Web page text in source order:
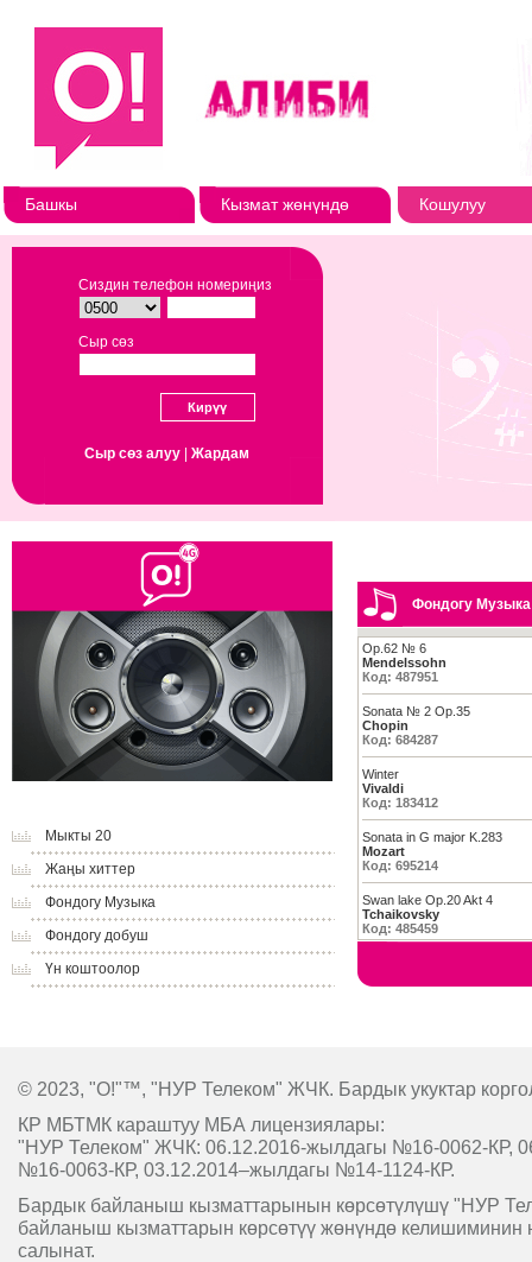
Башкы Кызмат жөнүндө Кошулуу
Сиздин телефон номериңиз
Сыр сөз
Сыр сөз алуу Жардам
Мыкты 20
Жаңы хиттер
Фондогу Музыка
Фондогу добуш
Үн коштоолор
Фондогу Музыка
Op.62 № 6
Mendelssohn
Код: 487951
Sonata № 2 Op.35
Chopin
Код: 684287
Winter
Vivaldi
Код: 183412
Sonata in G major K.283
Mozart
Код: 695214
Swan lake Op.20 Akt 4
Tchaikovsky
Код: 485459
© 2023, "O!"™, "НУР Телеком" ЖЧК. Бардык укуктар
КР МБТМК караштуу МБА лицензиялары:
"НУР Телеком" ЖЧК: 06.12.2016-жылдагы №16-0062-КР,
№16-0063-КР, 03.12.2014–жылдагы №14-1124-КР.
Бардык байланыш кызматтарынын көрсөтүлүшү "НУР
байланыш кызматтарын көрсөтүү жөнүндө келишиминин
салынат.